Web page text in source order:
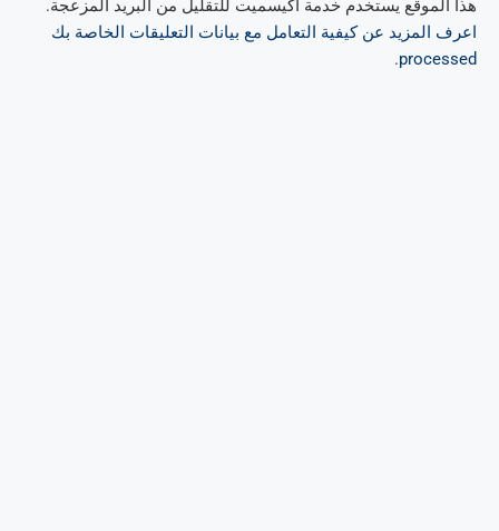
هذا الموقع يستخدم خدمة أكيسميت للتقليل من البريد المزعجة.
اعرف المزيد عن كيفية التعامل مع بيانات التعليقات الخاصة بك
processed
.